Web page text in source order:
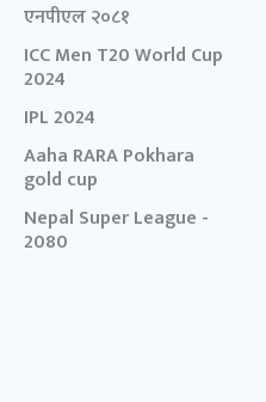
एनपीएल २०८१
ICC Men T20 World Cup
2024
IPL 2024
Aaha RARA Pokhara
gold cup
Nepal Super League -
2080